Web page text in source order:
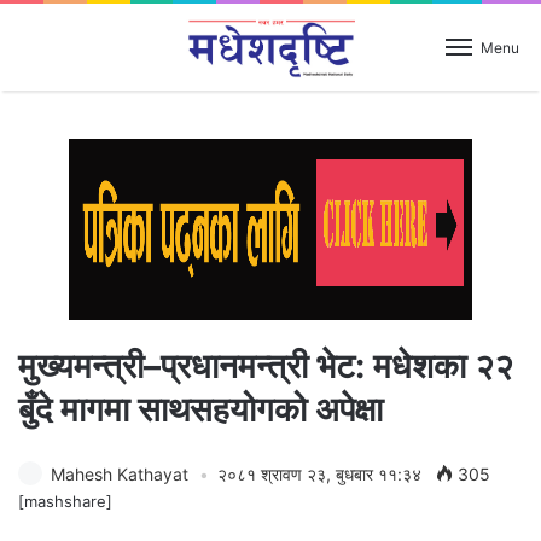
Menu
मुख्यमन्त्री–प्रधानमन्त्री भेट: मधेशका २२
बुँदे मागमा साथसहयोगको अपेक्षा
Mahesh Kathayat २०८१ श्रावण २३, बुधबार ११:३४ 305
[mashshare]